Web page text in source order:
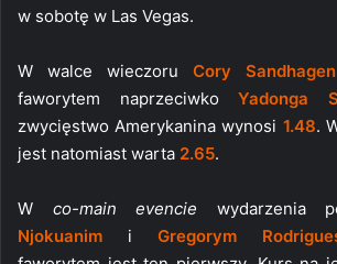
w sobotę w Las Vegas.
W walce wieczoru Cory Sandhagen
faworytem naprzeciwkoYadonga
zwycięstwo Amerykanina wynosi 1.48.
jest natomiast warta 2.65.
W co-main evencie wydarzenia
Njokuanim i Gregorym